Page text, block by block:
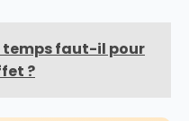
temps faut-il pour
?